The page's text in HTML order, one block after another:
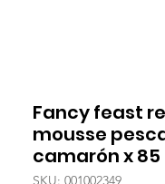
Fancy feast
mousse
camarón x 85
SKU: 001002349